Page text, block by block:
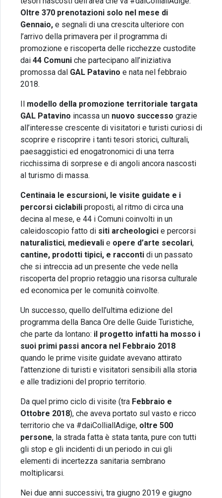
Oltre 370 prenotazioni solo nel mese di
Gennaio, e segnali di una crescita ulteriore con
l’arrivo della primavera per il programma di
promozione e riscoperta delle ricchezze custodite
dai 44 Comuni che partecipano all’iniziativa
promossa dal GAL Patavino e nata nel febbraio
2018.
Il modello della promozione territoriale targata
GAL Patavino incassa un nuovo successo grazie
all’interesse crescente di visitatori e turisti curiosi di
scoprire e riscoprire i tanti tesori storici, culturali,
paesaggistici ed enogatronomici di una terra
ricchissima di sorprese e di angoli ancora nascosti
al turismo di massa.
Centinaia le escursioni, le visite guidate e i
percorsi ciclabili proposti, al ritmo di circa una
decina al mese, e 44 i Comuni coinvolti in un
caleidoscopio fatto di siti archeologici e percorsi
naturalistici, medievali e opere d’arte secolari,
cantine, prodotti tipici, e racconti di un passato
che si intreccia ad un presente che vede nella
riscoperta del proprio retaggio una risorsa culturale
ed economica per le comunità coinvolte.
Un successo, quello dell’ultima edizione del
programma della Banca Ore delle Guide Turistiche,
che parte da lontano: il progetto infatti ha mosso i
suoi primi passi ancora nel Febbraio 2018
quando le prime visite guidate avevano attirato
l’attenzione di turisti e visitatori sensibili alla storia
e alle tradizioni del proprio territorio.
Da quel primo ciclo di visite (tra Febbraio e
Ottobre 2018), che aveva portato sul vasto e ricco
territorio che va #daiColliallAdige, oltre 500
persone, la strada fatta è stata tanta, pure con tutti
gli stop e gli incidenti di un periodo in cui gli
elementi di incertezza sanitaria sembrano
moltiplicarsi.
Nei due anni successivi, tra giugno 2019 e giugno